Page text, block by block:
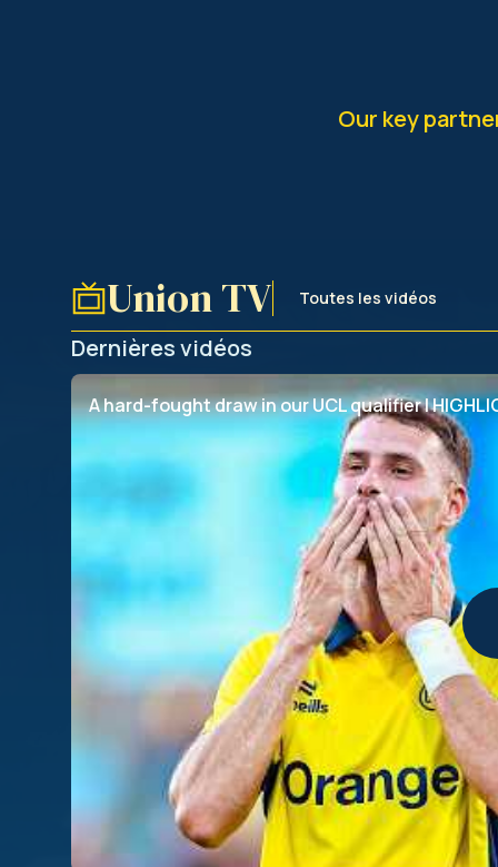
Our key
Union TV Toutes les vidéos
Dernières vidéos
A hard-fought draw in our UCL qualifier |